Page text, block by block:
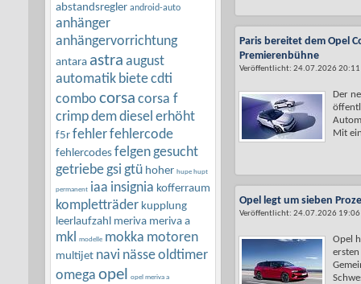
abstandsregler android-auto
anhänger
anhängervorrichtung
antara astra august
automatik bietecdti
combo corsa corsa f
crimpdemdiesel erhöht
f5r fehlerfehlercode
fehlercodes felgen gesucht
getriebe gsi gtü hoher hupe hupt
permanent iaa insignia kofferraum
kompletträder kupplung
leerlaufzahl meriva meriva a
mkl modelle mokka motoren
multijet navi nässeoldtimer
omega opel opel meriva a
Paris bereitet dem Opel
Premierenbühne
Veröffentlicht: 24.07.2026 20:11
Der
Mit
Opel legt um sieben
Veröffentlicht: 24.07.2026 19:06
Opel